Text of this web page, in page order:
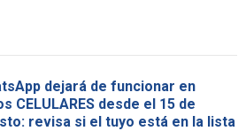
dejará de funcionar en
CELULARES desde el 15 de
revisa si el tuyo está en la lista